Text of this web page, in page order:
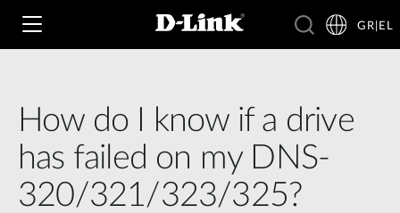
Wi‑Fi
4G & 5G
Switching
GR|EL
How do I know if a drive
has failed on my DNS-
320/321/323/325?